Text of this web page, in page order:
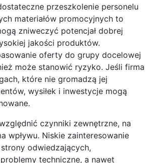
przeszkolenie personelu
materiałów promocyjnych to
zniweczyć potencjał dobrej
jakości produktów.
oferty do grupy docelowej
może stanowić ryzyko. Jeśli firma
które nie gromadzą jej
wysiłek i inwestycje mogą
czynniki zewnętrzne, na
wpływu. Niskie zainteresowanie
odwiedzających,
techniczne, a nawet